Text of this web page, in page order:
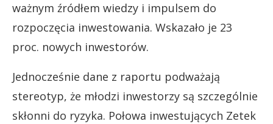
ważnym źródłem wiedzy i impulsem do
rozpoczęcia inwestowania. Wskazało je 23
proc. nowych inwestorów.
Jednocześnie dane z raportu podważają
stereotyp, że młodzi inwestorzy są szczególnie
skłonni do ryzyka. Połowa inwestujących Zetek